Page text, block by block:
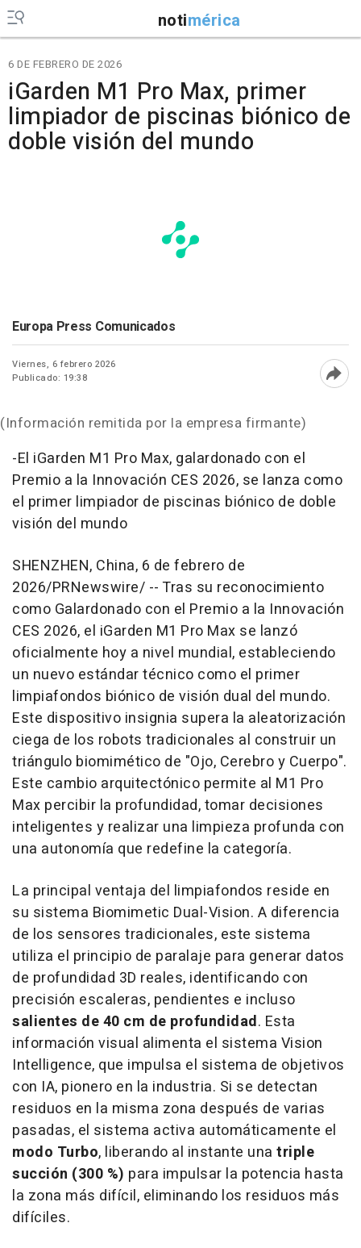
notimérica
6 DE FEBRERO DE 2026
iGarden M1 Pro Max, primer
limpiador de piscinas biónico de
doble visión del mundo
Europa Press Comunicados
Viernes, 6 febrero 2026
Publicado: 19:38
(Información remitida por la empresa firmante)
-El iGarden M1 Pro Max, galardonado con el
Premio a la Innovación CES 2026, se lanza como
el primer limpiador de piscinas biónico de doble
visión del mundo
SHENZHEN, China, 6 de febrero de
2026/PRNewswire/ -- Tras su reconocimiento
como Galardonado con el Premio a la Innovación
CES 2026, el iGarden M1 Pro Max se lanzó
oficialmente hoy a nivel mundial, estableciendo
un nuevo estándar técnico como el primer
limpiafondos biónico de visión dual del mundo.
Este dispositivo insignia supera la aleatorización
ciega de los robots tradicionales al construir un
triángulo biomimético de "Ojo, Cerebro y Cuerpo".
Este cambio arquitectónico permite al M1 Pro
Max percibir la profundidad, tomar decisiones
inteligentes y realizar una limpieza profunda con
una autonomía que redefine la categoría.
La principal ventaja del limpiafondos reside en
su sistema Biomimetic Dual-Vision. A diferencia
de los sensores tradicionales, este sistema
utiliza el principio de paralaje para generar datos
de profundidad 3D reales, identificando con
precisión escaleras, pendientes e incluso
salientes de 40 cm de profundidad. Esta
información visual alimenta el sistema Vision
Intelligence, que impulsa el sistema de objetivos
con IA, pionero en la industria. Si se detectan
residuos en la misma zona después de varias
pasadas, el sistema activa automáticamente el
modo Turbo, liberando al instante una triple
succión (300 %) para impulsar la potencia hasta
la zona más difícil, eliminando los residuos más
difíciles.